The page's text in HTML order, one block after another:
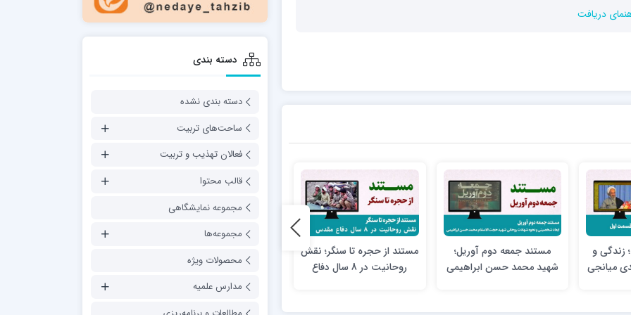
دریافت
زندگی و
میانجی
مستند جمعه دوم آوریل؛
شهید محمد حسن ابراهیمی
مستند از حجره تا سنگر؛ نقش
روحانیت در 8 سال دفاع
مربوط به علما و بزرگان و
حوزه علمیه
دسته بندی
دسته بندی نشده
ساحت‌های تربیت
فعالان تهذیب و تربیت
قالب محتوا
مجموعه نمایشگاهی
مجموعه‌ها
محصولات ویژه
مدارس علمیه